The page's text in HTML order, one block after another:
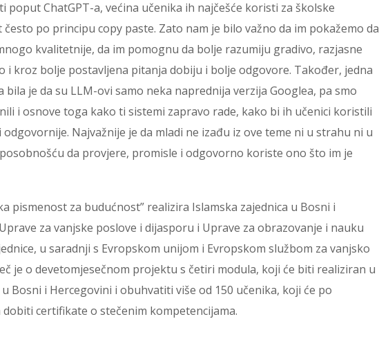
poput ChatGPT-a, većina učenika ih najčešće koristi za školske
često po principu copy paste. Zato nam je bilo važno da im pokažemo da
kvalitetnije, da im pomognu da bolje razumiju gradivo, razjasne
i kroz bolje postavljena pitanja dobiju i bolje odgovore. Također, jedna
bila je da su LLM-ovi samo neka naprednija verzija Googlea, pa smo
i osnove toga kako ti sistemi zapravo rade, kako bi ih učenici koristili
Najvažnije je da mladi ne izađu iz ove teme ni u strahu ni u
da provjere, promisle i odgovorno koriste ono što im je
pismenost za budućnost” realizira Islamska zajednica u Bosni i
za vanjske poslove i dijasporu i Uprave za obrazovanje i nauku
u saradnji s Evropskom unijom i Evropskom službom za vanjsko
je o devetomjesečnom projektu s četiri modula, koji će biti realiziran u
Bosni i Hercegovini i obuhvatiti više od 150 učenika, koji će po
certifikate o stečenim kompetencijama.